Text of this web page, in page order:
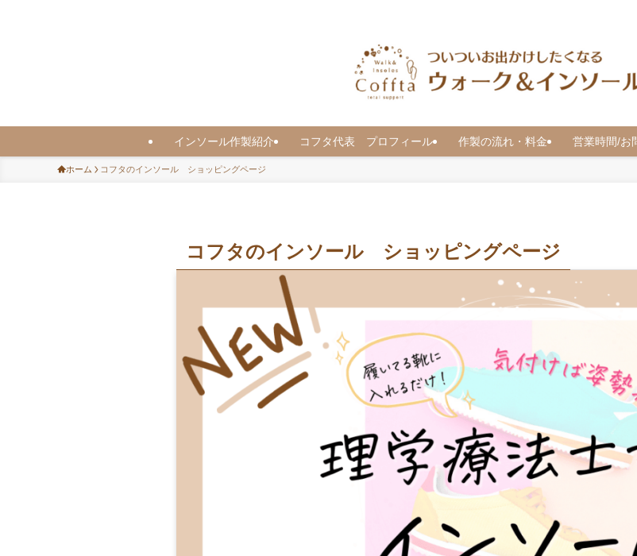
インソール作製紹介 コフタ代表 プロフィール 作製の流れ・料金 営業時間/お
ホーム コフタのインソール ショッピングページ
コフタのインソール ショッピングページ